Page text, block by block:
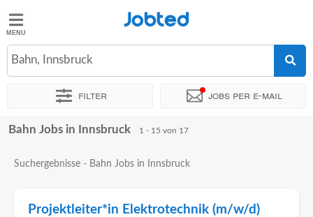
Jobted
Jobs
Jobted
Bahn, Innsbruck
Filter Jobs per e-mail
Sortieren nach Genauer Standort
Bahn Jobs in Innsbruck 1 - 15 von 17
Suchergebnisse - Bahn Jobs in Innsbruck
Projektleiter*in Elektrotechnik (m/w/d)